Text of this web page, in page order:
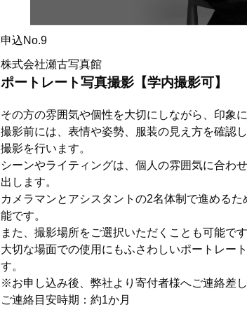
申込No.9
株式会社瀬古写真館
ポートレート写真撮影【学内撮影可】
その方の雰囲気や個性を大切にしながら、印象
撮影前には、表情や姿勢、服装の見え方を確認
撮影を行います。
シーンやライティングは、個人の雰囲気に合わ
出します。
カメラマンとアシスタントの2名体制で進める
能です。
また、撮影場所をご選択いただくことも可能で
大切な場面での使用にもふさわしいポートレー
す。
※お申し込み後、弊社より寄付者様へご連絡差し
ご連絡目安時期：約1か月